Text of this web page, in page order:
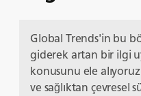
Global Trends'in bu
giderek artan bir ilgi
konusunu ele
ve sağlıktan çevresel